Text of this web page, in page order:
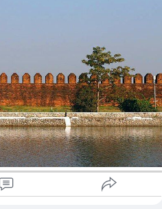
ေမယ် နော်
ကေတတောင်
စွာမှာ
းလို့
းဆိုတာ
ကြောင်း
င်
န်းလို့
ခံနိုင်မလဲဆိုတာ
ါ
း
စ်ကြီးပါ